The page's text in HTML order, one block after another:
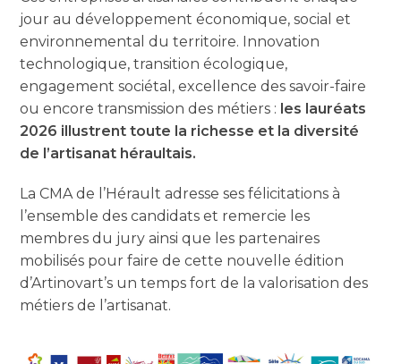
jour au développement économique, social et
environnemental du territoire. Innovation
technologique, transition écologique,
engagement sociétal, excellence des savoir-faire
ou encore transmission des métiers : les lauréats
2026 illustrent toute la richesse et la diversité
de l’artisanat héraultais.
La CMA de l’Hérault adresse ses félicitations à
l’ensemble des candidats et remercie les
membres du jury ainsi que les partenaires
mobilisés pour faire de cette nouvelle édition
d’Artinovart’s un temps fort de la valorisation des
métiers de l’artisanat.